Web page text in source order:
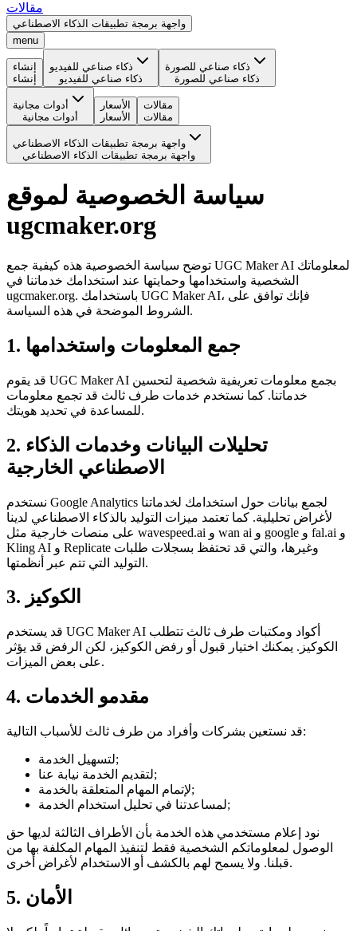
مقالات
واجهة برمجة تطبيقات الذكاء الاصطناعي
menu
إنشاء
إنشاء
ذكاء صناعي للفيديو
ذكاء صناعي للفيديو
ذكاء صناعي للصورة
ذكاء صناعي للصورة
أدوات مجانية
أدوات مجانية
الأسعار
الأسعار
مقالات
مقالات
واجهة برمجة تطبيقات الذكاء الاصطناعي
واجهة برمجة تطبيقات الذكاء الاصطناعي
سياسة الخصوصية لموقع
ugcmaker.org
توضح سياسة الخصوصية هذه كيفية جمع UGC Maker AI لمعلوماتك
الشخصية واستخدامها وحمايتها عند استخدامك خدماتنا في
ugcmaker.org. باستخدامك UGC Maker AI، فإنك توافق على
الشروط الموضحة في هذه السياسة.
1. جمع المعلومات واستخدامها
قد يقوم UGC Maker AI بجمع معلومات تعريفية شخصية لتحسين
خدماتنا. كما نستخدم خدمات طرف ثالث قد تجمع معلومات
للمساعدة في تحديد هويتك.
2. تحليلات البيانات وخدمات الذكاء
الاصطناعي الخارجية
نستخدم Google Analytics لجمع بيانات حول استخدامك لخدماتنا
لأغراض تحليلية. كما تعتمد ميزات التوليد بالذكاء الاصطناعي لدينا
على منصات خارجية مثل wavespeed.ai و wan ai و google و fal.ai و
Kling AI و Replicate وغيرها، والتي قد تحتفظ بسجلات طلبات
التوليد التي تتم عبر أنظمتها.
3. الكوكيز
قد يستخدم UGC Maker AI أكواد ومكتبات طرف ثالث تتطلب
الكوكيز. يمكنك اختيار قبول أو رفض الكوكيز، لكن الرفض قد يؤثر
على بعض الميزات.
4. مقدمو الخدمات
قد نستعين بشركات وأفراد من طرف ثالث للأسباب التالية:
لتسهيل الخدمة;
لتقديم الخدمة نيابة عنا;
لإتمام المهام المتعلقة بالخدمة;
لمساعدتنا في تحليل استخدام الخدمة;
نود إعلام مستخدمي هذه الخدمة بأن الأطراف الثالثة لديها حق
الوصول لمعلوماتكم الشخصية فقط لتنفيذ المهام المكلفة بها من
قبلنا. ولا يسمح لهم بالكشف أو الاستخدام لأغراض أخرى.
5. الأمان